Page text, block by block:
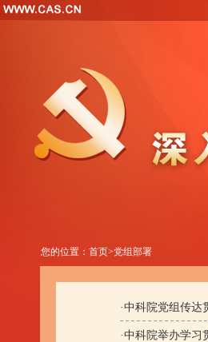
您的位置： 首页>党组部署
·中科院党组传达
·中科院举办学习